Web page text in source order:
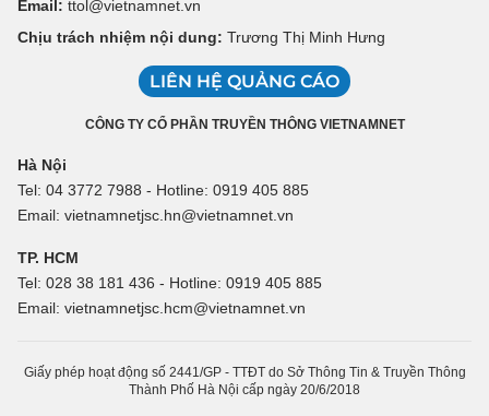
Email: ttol@vietnamnet.vn
Chịu trách nhiệm nội dung: Trương Thị Minh Hưng
LIÊN HỆ QUẢNG CÁO
CÔNG TY CỔ PHẦN TRUYỀN THÔNG VIETNAMNET
Hà Nội
Tel: 04 3772 7988 - Hotline: 0919 405 885
Email: vietnamnetjsc.hn@vietnamnet.vn
TP. HCM
Tel: 028 38 181 436 - Hotline: 0919 405 885
Email: vietnamnetjsc.hcm@vietnamnet.vn
Giấy phép hoạt động số 2441/GP - TTĐT do Sở Thông Tin & Truyền Thông
Thành Phố Hà Nội cấp ngày 20/6/2018